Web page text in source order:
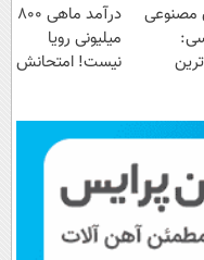
مصنوعی
قسطی
درآمد ماهی 800
میلیونی رویا
نیست! امتحانش